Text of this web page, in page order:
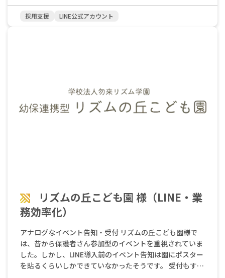
では、LINE導入からイベントの数が倍以上に増加していま
アイデアを出し、「こんなことならできる」という実現可
能なものをイベント開催に繋げているそうです。 事務作業
の軽減という「ゆとり」が、先生方の「創造性」を引き出
意の現れです。LINEという身近なツールで気軽に告知・申
込ができるようになったことで、イベントへの関心と参加
意欲が劇的に向上しました。 事務作業の究極の効率化
LINEの利便性をさらに高めるために、独自の効率化システ
ムを採用しています。それが、イベント当日の「QRコー
ド受付」です。 参加した保護者さんが受付に到着した際、
QRコードを読み取るだけで受付完了となります。 これに
在します。その中で、何百社もの実績を誇る大手企業のツ
ールも検討しましたが、そこにはいくつかの懸念があった
から説明し直す手間が発生する可能性があります。 そし
て、最も直感的に感じたのは、多くのツールのデザインや
的にSINTERASを選んでくださった決め手は、私たちが
「保育に特化している」という点でした。 さらに、打ち合
わせで見ていただいたデモ画面が「洗練されている」と感
じられ、その専門性とデザイン性の両面から、すぐに導入
を決断してくださったそうです。 この「保育特化」という
選択は、その後のInstagram運用においても大きな意味を
持ちました。 例えば、SNS用の写真や動画を撮影する際、
お子さん向けの撮影に慣れていないカメラマンだと、「撮
採用支援 LINE公式アカウント
リズムの丘こども園 様（LINE・業
務効率化）
アナログなイベント告知・受付 リズムの丘こども園様で
は、昔から保護者さん参加型のイベントを重視されていま
した。しかし、LINE導入前のイベント告知は園にポスター
を貼るくらいしかできていなかったそうです。 受付もすべ